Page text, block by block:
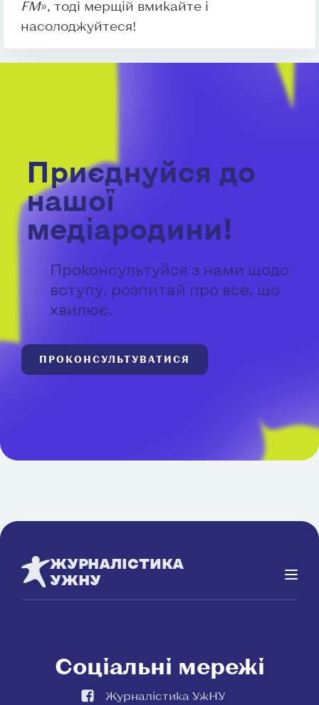
FM», тоді мерщій вмикайте і
насолоджуйтеся!
Приєднуйся до
нашої
медіародини!
Проконсультуйся з нами щодо
вступу, розпитай про все, що
хвилює.
ПРОКОНСУЛЬТУВАТИСЯ
ЖУРНАЛІСТИКА
УЖНУ
Соціальні мережі
Журналістика УжНУ